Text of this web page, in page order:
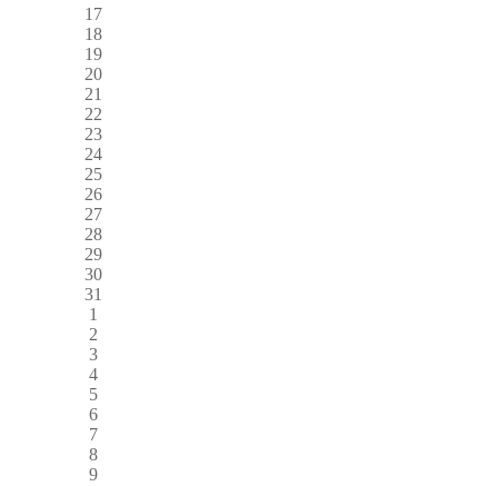
17
18
19
20
21
22
23
24
25
26
27
28
29
30
31
1
2
3
4
5
6
7
8
9